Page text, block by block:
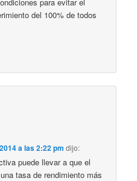
para evitar el
del 100% de todos
a las 2:22 pm dijo:
puede llevar a que el
tasa de rendimiento más